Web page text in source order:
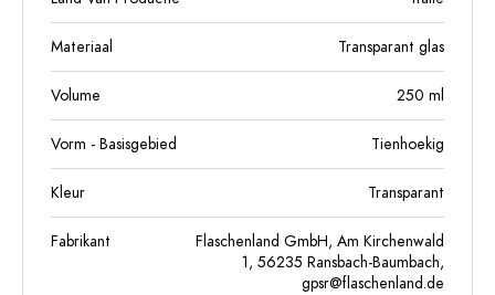
Materiaal Transparant glas
Volume 250 ml
Vorm - Basisgebied Tienhoekig
Kleur Transparant
Fabrikant
Flaschenland GmbH, Am Kirchenwald
1, 56235 Ransbach-Baumbach,
gpsr@flaschenland.de